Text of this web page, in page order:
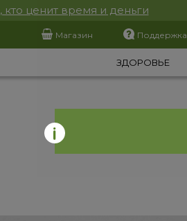
ценит время и деньги
Магазин Поддержка
ЗДОРОВЬЕ